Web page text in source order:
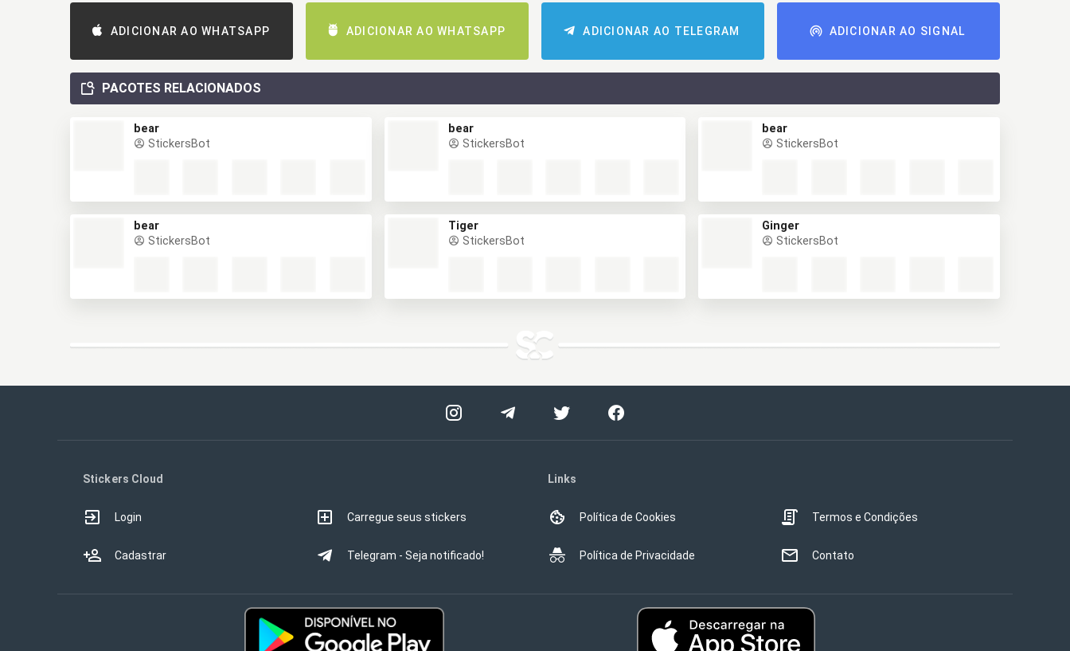
ADICIONAR AO WHATSAPP ADICIONAR AO WHATSAPP ADICIONAR AO TELEGRAM ADICIONAR AO SIGNAL
PACOTES RELACIONADOS
bear
StickersBot
bear
StickersBot
bear
StickersBot
bear
StickersBot
Tiger
StickersBot
Ginger
StickersBot
Stickers Cloud
Login
Cadastrar
Carregue seus stickers
Telegram - Seja notificado!
Links
Política de Cookies
Política de Privacidade
Termos e Condições
Contato